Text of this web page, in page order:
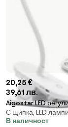
20,25 €
39,61 лв.
Aigostar LED
настолна лампа с
1200mAh, бяла
С щипка, LED
В наличност